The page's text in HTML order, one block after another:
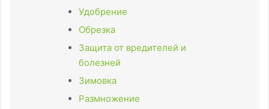
Удобрение
Обрезка
Защита от вредителей и
болезней
Зимовка
Размножение